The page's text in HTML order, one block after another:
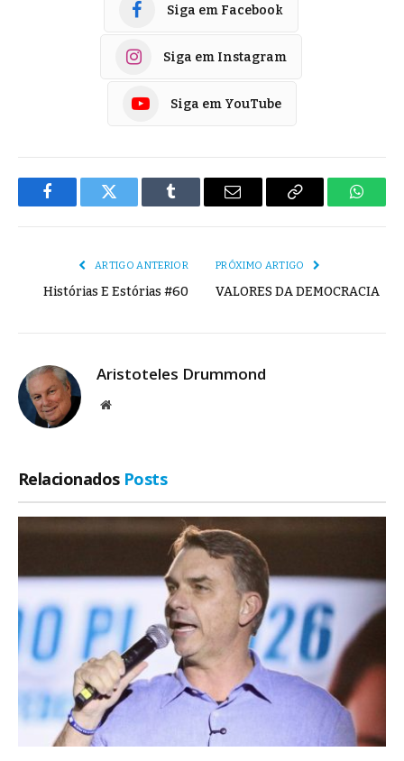
Siga em Facebook
Siga em Instagram
Siga em YouTube
FacebookTwitter Tumblr
E-
Copiar
ARTIGO ANTERIOR
Histórias E Estórias #60
PRÓXIMO ARTIGO
VALORES DA DEMOCRACIA
Aristoteles Drummond
Site
Relacionados Posts